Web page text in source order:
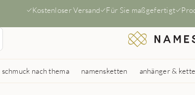
Kostenloser Versand Für Sie maßgefertigt
schmuck nach thema namensketten anhänger & kette